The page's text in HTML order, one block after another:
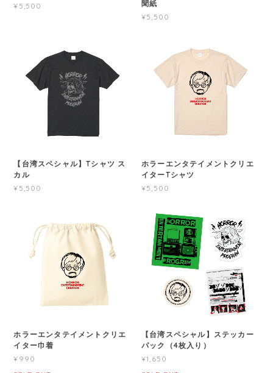
¥5,500
聞紙
¥5,500
【台湾スペシャル】Tシャツ ス
カル
¥5,500
ホラーエンタテイメントクリエ
イターTシャツ
¥5,500
ホラーエンタテイメントクリエ
イター巾着
¥990
【台湾スペシャル】ステッカー
パック（4枚入り）
¥1,650